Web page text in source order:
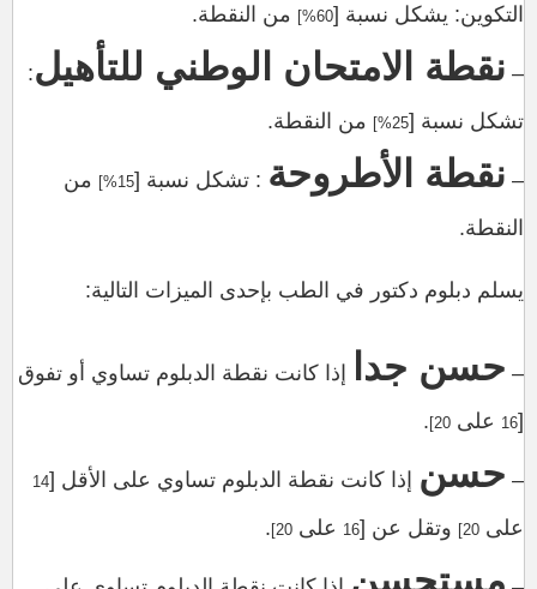
التكوين: يشكل نسبة [60%] من النقطة.
– نقطة الامتحان الوطني للتأهيل:
تشكل نسبة [25%] من النقطة.
– نقطة الأطروحة : تشكل نسبة [15%]
من
النقطة.
يسلم دبلوم دكتور في الطب بإحدى الميزات التالية:
– حسن جدا
إذا كانت نقطة الدبلوم تساوي أو تفوق
[
16 على 20]
.
– حسن إذا كانت نقطة الدبلوم تساوي على الأقل [14
على 20] وتقل عن [16 على 20]
.
مستحسن